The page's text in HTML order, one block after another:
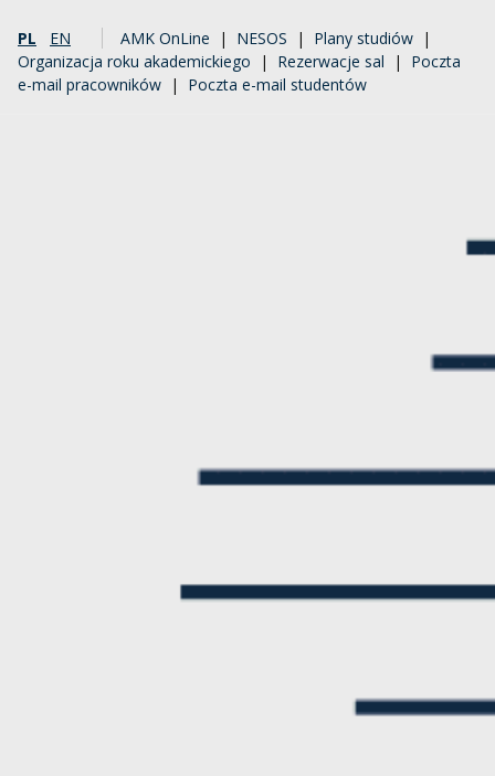
PL EN AMK OnLine | NESOS | Plany studiów |
Organizacja roku akademickiego | Rezerwacje sal | Poczta
e-mail pracowników | Poczta e-mail studentów